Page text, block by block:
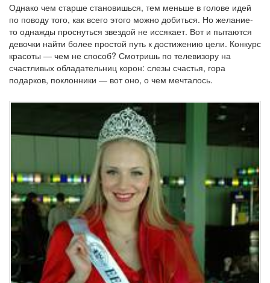
Однако чем старше становишься, тем меньше в голове идей
по поводу того, как всего этого можно добиться. Но желание-
то однажды проснуться звездой не иссякает. Вот и пытаются
девочки найти более простой путь к достижению цели. Конкурс
красоты — чем не способ? Смотришь по телевизору на
счастливых обладательниц корон: слезы счастья, гора
подарков, поклонники — вот оно, о чем мечталось.